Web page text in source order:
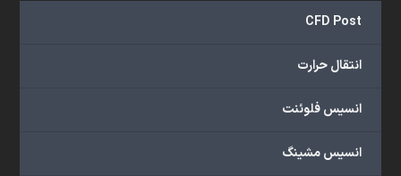
CFD Post
انتقال حرارت
انسیس فلوئنت
انسیس مشینگ
...
می‌دهد.
می‌توانید
خدمات